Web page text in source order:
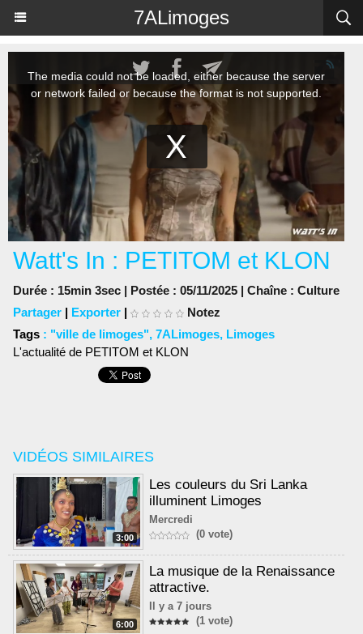
7ALimoges
VIDÉOS SIMILAIRES
3:00
Les couleurs du Sri Lanka
illuminent Limoges
Mercredi
(0 vote)
6:00
La musique de la Renaissance
attractive.
Il y a 7 jours
(1 vote)
Watt's In : PETITOM et KLON
Durée : 15min 3sec | Postée : 05/11/2025 | Chaîne : Culture
Partager | Exporter |
Notez
Tags : "ville de limoges", 7ALimoges, Limoges
L'actualité de PETITOM et KLON